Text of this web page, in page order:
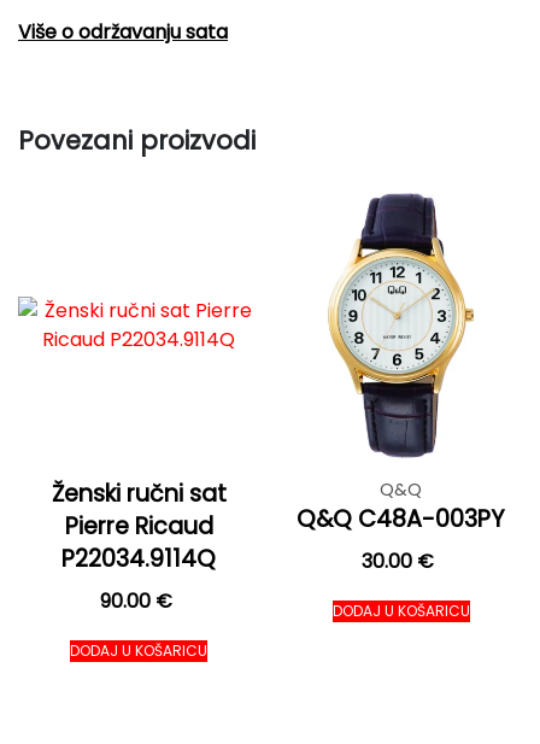
Više o održavanju sata
Povezani proizvodi
Ženski ručni sat
Pierre Ricaud
P22034.9114Q
90.00 €
DODAJ U KOŠARICU
Q&Q
Q&Q C48A-003PY
30.00 €
DODAJ U KOŠARICU